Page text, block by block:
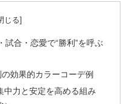
試合・恋愛で“勝利”を呼ぶ
効果的カラーコーデ例
中力と安定を高める組み